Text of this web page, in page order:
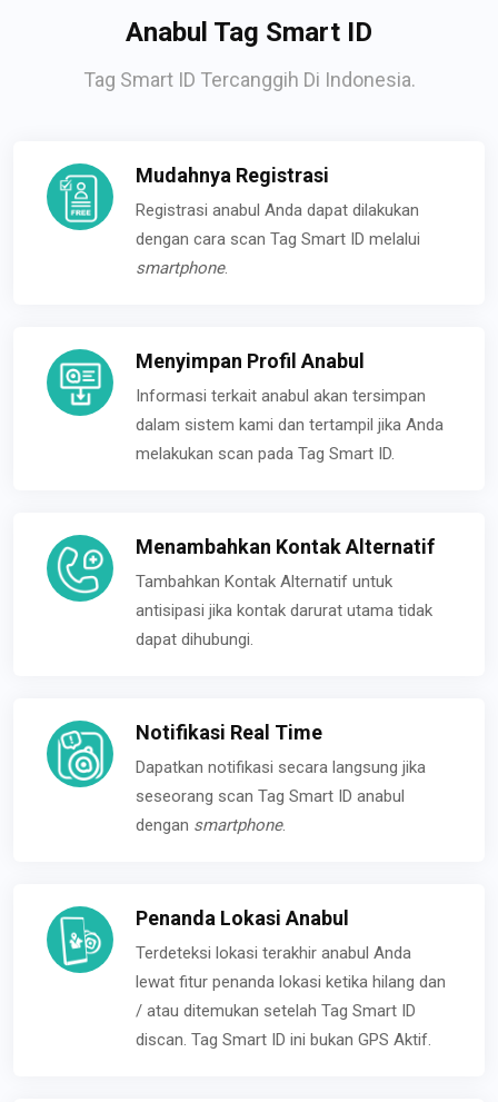
Anabul Tag Smart ID
Tag Smart ID Tercanggih Di Indonesia.
Mudahnya Registrasi
Registrasi anabul Anda dapat dilakukan
dengan cara scan Tag Smart ID melalui
smartphone.
Menyimpan Profil Anabul
Informasi terkait anabul akan tersimpan
dalam sistem kami dan tertampil jika Anda
melakukan scan pada Tag Smart ID.
Menambahkan Kontak Alternatif
Tambahkan Kontak Alternatif untuk
antisipasi jika kontak darurat utama tidak
dapat dihubungi.
Notifikasi Real Time
Dapatkan notifikasi secara langsung jika
seseorang scan Tag Smart ID anabul
dengan smartphone.
Penanda Lokasi Anabul
Terdeteksi lokasi terakhir anabul Anda
lewat fitur penanda lokasi ketika hilang dan
/ atau ditemukan setelah Tag Smart ID
discan. Tag Smart ID ini bukan GPS Aktif.